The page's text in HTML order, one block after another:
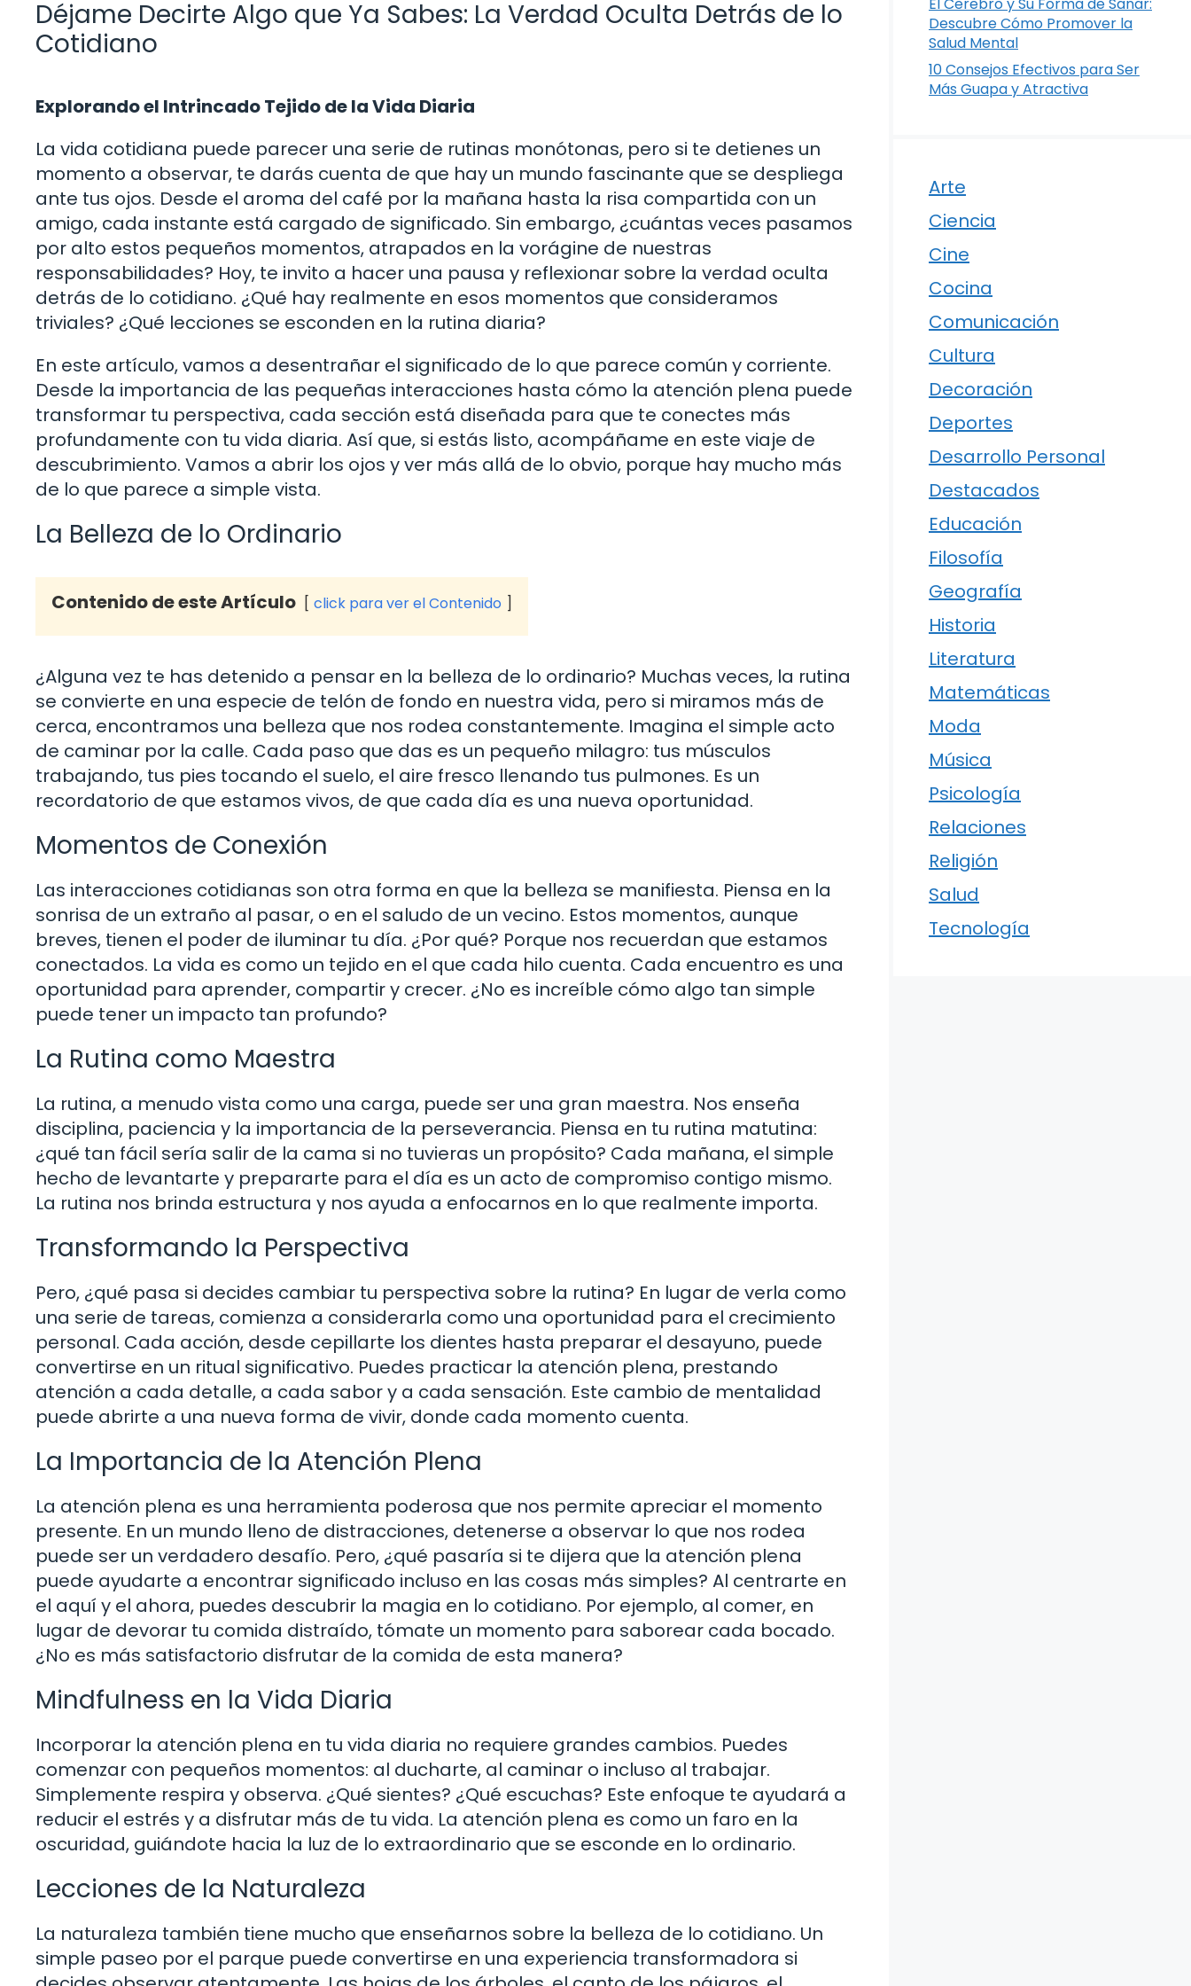
Déjame Decirte Algo que Ya Sabes: La Verdad Oculta Detrás de lo
Cotidiano
Explorando el Intrincado Tejido de la Vida Diaria
La vida cotidiana puede parecer una serie de rutinas monótonas, pero si te detienes un
momento a observar, te darás cuenta de que hay un mundo fascinante que se despliega
ante tus ojos. Desde el aroma del café por la mañana hasta la risa compartida con un
amigo, cada instante está cargado de significado. Sin embargo, ¿cuántas veces pasamos
por alto estos pequeños momentos, atrapados en la vorágine de nuestras
responsabilidades? Hoy, te invito a hacer una pausa y reflexionar sobre la verdad oculta
detrás de lo cotidiano. ¿Qué hay realmente en esos momentos que consideramos
triviales? ¿Qué lecciones se esconden en la rutina diaria?
En este artículo, vamos a desentrañar el significado de lo que parece común y corriente.
Desde la importancia de las pequeñas interacciones hasta cómo la atención plena puede
transformar tu perspectiva, cada sección está diseñada para que te conectes más
profundamente con tu vida diaria. Así que, si estás listo, acompáñame en este viaje de
descubrimiento. Vamos a abrir los ojos y ver más allá de lo obvio, porque hay mucho más
de lo que parece a simple vista.
La Belleza de lo Ordinario
Contenido de este Artículo click para ver el Contenido
¿Alguna vez te has detenido a pensar en la belleza de lo ordinario? Muchas veces, la rutina
se convierte en una especie de telón de fondo en nuestra vida, pero si miramos más de
cerca, encontramos una belleza que nos rodea constantemente. Imagina el simple acto
de caminar por la calle. Cada paso que das es un pequeño milagro: tus músculos
trabajando, tus pies tocando el suelo, el aire fresco llenando tus pulmones. Es un
recordatorio de que estamos vivos, de que cada día es una nueva oportunidad.
Momentos de Conexión
Las interacciones cotidianas son otra forma en que la belleza se manifiesta. Piensa en la
sonrisa de un extraño al pasar, o en el saludo de un vecino. Estos momentos, aunque
breves, tienen el poder de iluminar tu día. ¿Por qué? Porque nos recuerdan que estamos
conectados. La vida es como un tejido en el que cada hilo cuenta. Cada encuentro es una
oportunidad para aprender, compartir y crecer. ¿No es increíble cómo algo tan simple
puede tener un impacto tan profundo?
La Rutina como Maestra
La rutina, a menudo vista como una carga, puede ser una gran maestra. Nos enseña
disciplina, paciencia y la importancia de la perseverancia. Piensa en tu rutina matutina:
¿qué tan fácil sería salir de la cama si no tuvieras un propósito? Cada mañana, el simple
hecho de levantarte y prepararte para el día es un acto de compromiso contigo mismo.
La rutina nos brinda estructura y nos ayuda a enfocarnos en lo que realmente importa.
Transformando la Perspectiva
Pero, ¿qué pasa si decides cambiar tu perspectiva sobre la rutina? En lugar de verla como
una serie de tareas, comienza a considerarla como una oportunidad para el crecimiento
personal. Cada acción, desde cepillarte los dientes hasta preparar el desayuno, puede
convertirse en un ritual significativo. Puedes practicar la atención plena, prestando
atención a cada detalle, a cada sabor y a cada sensación. Este cambio de mentalidad
puede abrirte a una nueva forma de vivir, donde cada momento cuenta.
La Importancia de la Atención Plena
La atención plena es una herramienta poderosa que nos permite apreciar el momento
presente. En un mundo lleno de distracciones, detenerse a observar lo que nos rodea
puede ser un verdadero desafío. Pero, ¿qué pasaría si te dijera que la atención plena
puede ayudarte a encontrar significado incluso en las cosas más simples? Al centrarte en
el aquí y el ahora, puedes descubrir la magia en lo cotidiano. Por ejemplo, al comer, en
lugar de devorar tu comida distraído, tómate un momento para saborear cada bocado.
¿No es más satisfactorio disfrutar de la comida de esta manera?
Mindfulness en la Vida Diaria
Incorporar la atención plena en tu vida diaria no requiere grandes cambios. Puedes
comenzar con pequeños momentos: al ducharte, al caminar o incluso al trabajar.
Simplemente respira y observa. ¿Qué sientes? ¿Qué escuchas? Este enfoque te ayudará a
reducir el estrés y a disfrutar más de tu vida. La atención plena es como un faro en la
oscuridad, guiándote hacia la luz de lo extraordinario que se esconde en lo ordinario.
Lecciones de la Naturaleza
La naturaleza también tiene mucho que enseñarnos sobre la belleza de lo cotidiano. Un
simple paseo por el parque puede convertirse en una experiencia transformadora si
Descubre Cómo Promover la
Salud Mental
10 Consejos Efectivos para Ser
Más Guapa y Atractiva
Arte
Ciencia
Cine
Cocina
Comunicación
Cultura
Decoración
Deportes
Desarrollo Personal
Destacados
Educación
Filosofía
Geografía
Historia
Literatura
Matemáticas
Moda
Música
Psicología
Relaciones
Religión
Salud
Tecnología